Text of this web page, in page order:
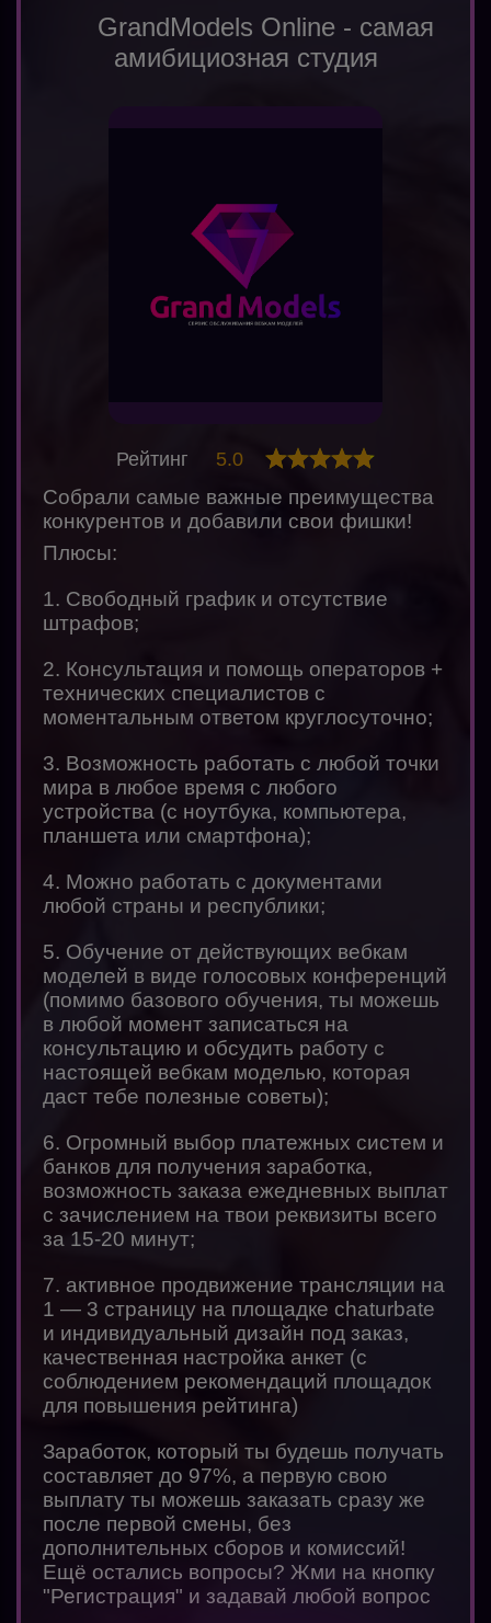
GrandModels Online - самая
амибициозная студия
Собрали самые важные преимущества
конкурентов и добавили свои фишки!
Плюсы:
1. Свободный график и отсутствие
штрафов;
2. Консультация и помощь операторов +
технических специалистов с
моментальным ответом круглосуточно;
3. Возможность работать с любой точки
мира в любое время с любого
устройства (с ноутбука, компьютера,
планшета или смартфона);
4. Можно работать с документами
любой страны и республики;
5. Обучение от действующих вебкам
моделей в виде голосовых конференций
(помимо базового обучения, ты можешь
в любой момент записаться на
консультацию и обсудить работу с
настоящей вебкам моделью, которая
даст тебе полезные советы);
6. Огромный выбор платежных систем и
банков для получения заработка,
возможность заказа ежедневных выплат
с зачислением на твои реквизиты всего
за 15-20 минут;
7. активное продвижение трансляции на
1 — 3 страницу на площадке chaturbate
и индивидуальный дизайн под заказ,
качественная настройка анкет (с
соблюдением рекомендаций площадок
для повышения рейтинга)
Заработок, который ты будешь получать
составляет до 97%, а первую свою
выплату ты можешь заказать сразу же
после первой смены, без
дополнительных сборов и комиссий!
Ещё остались вопросы? Жми на кнопку
"Регистрация" и задавай любой вопрос
Рейтинг 5.0